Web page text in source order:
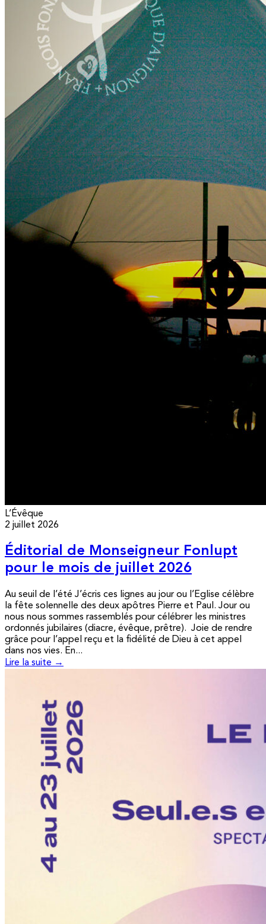
L’Évêque
2 juillet 2026
Éditorial de Monseigneur Fonlupt
pour le mois de juillet 2026
Au seuil de l’été J’écris ces lignes au jour ou l’Eglise célèbre
la fête solennelle des deux apôtres Pierre et Paul. Jour ou
nous nous sommes rassemblés pour célébrer les ministres
ordonnés jubilaires (diacre, évêque, prêtre). Joie de rendre
grâce pour l’appel reçu et la fidélité de Dieu à cet appel
dans nos vies. En...
Lire la suite →